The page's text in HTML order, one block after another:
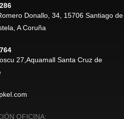
Donallo, 34, 15706 Santiago de
A Coruña
27,Aquamall Santa Cruz de
OFICINA: